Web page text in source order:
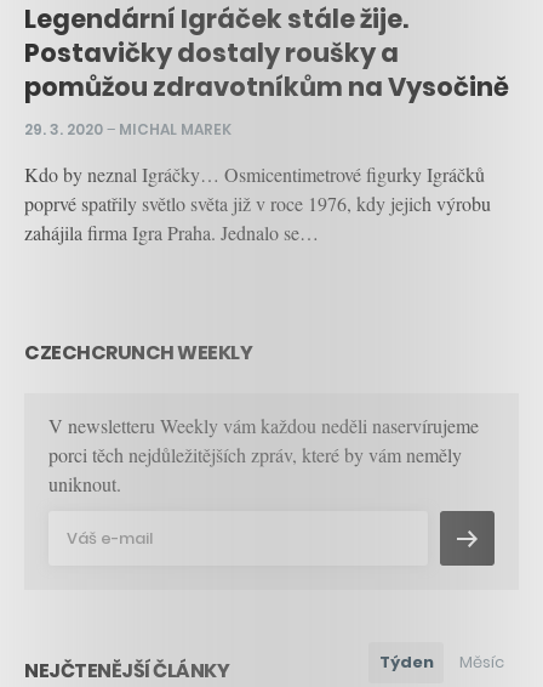
Legendární Igráček stále žije.
Postavičky dostaly roušky a
pomůžou zdravotníkům na Vysočině
29. 3. 2020– MICHAL MAREK
Kdo by neznal Igráčky… Osmicentimetrové figurky Igráčků
poprvé spatřily světlo světa již v roce 1976, kdy jejich výrobu
zahájila firma Igra Praha. Jednalo se…
CZECHCRUNCH WEEKLY
V newsletteru Weekly vám každou neděli naservírujeme
porci těch nejdůležitějších zpráv, které by vám neměly
uniknout.
NEJČTENĚJŠÍ ČLÁNKY Týden Měsíc